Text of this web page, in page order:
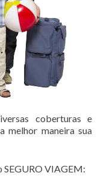
coberturas e
melhor maneira sua
SEGURO VIAGEM: